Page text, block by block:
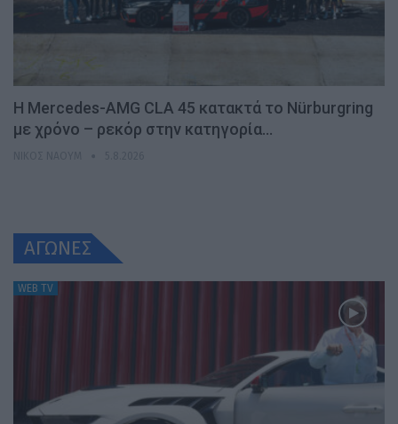
Η Mercedes-AMG CLA 45 κατακτά το Nürburgring
με χρόνο – ρεκόρ στην κατηγορία…
ΑΓΩΝΕΣ
WEB TV